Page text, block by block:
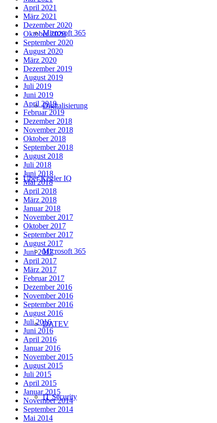
Microsoft 365
Digitalisierung
Über Kegler IQ
Microsoft 365
DATEV
IT Security
April 2021
März 2021
Dezember 2020
Oktober 2020
September 2020
August 2020
März 2020
Dezember 2019
August 2019
Juli 2019
Juni 2019
April 2019
Februar 2019
Dezember 2018
November 2018
Oktober 2018
September 2018
August 2018
Juli 2018
Juni 2018
Mai 2018
April 2018
März 2018
Januar 2018
November 2017
Oktober 2017
September 2017
August 2017
Juni 2017
April 2017
März 2017
Februar 2017
Dezember 2016
November 2016
September 2016
August 2016
Juli 2016
Juni 2016
April 2016
Januar 2016
November 2015
August 2015
Juli 2015
April 2015
Januar 2015
November 2014
September 2014
Mai 2014